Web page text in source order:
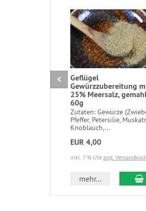
Geflügel
Gewürzzubereitung
25% Meersalz,
60g
Zutaten: Gewürze
Pfeffer, Petersilie,
Knoblauch,...
EUR 4,00
inkl. 7 % USt zzgl.
mehr...